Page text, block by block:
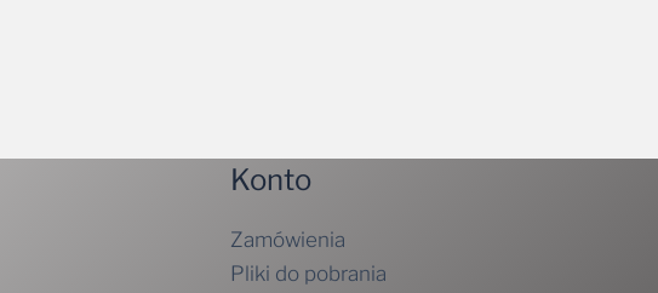
Konto
Zamówienia
Pliki do pobrania